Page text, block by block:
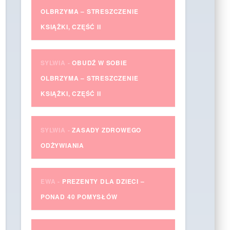
OLBRZYMA – STRESZCZENIE
KSIĄŻKI, CZĘŚĆ II
SYLWIA -OBUDŹ W SOBIE
OLBRZYMA – STRESZCZENIE
KSIĄŻKI, CZĘŚĆ II
SYLWIA -ZASADY ZDROWEGO
ODŻYWIANIA
EWA - PREZENTY DLA DZIECI –
PONAD 40 POMYSŁÓW